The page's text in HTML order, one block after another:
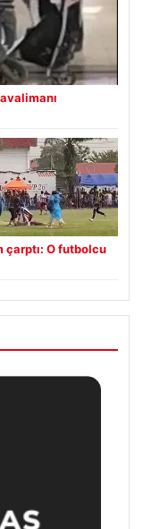
çarptı: O futbolcu